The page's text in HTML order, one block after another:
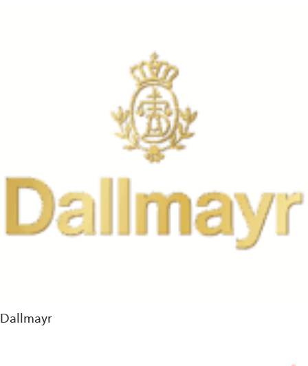
Dallmayr